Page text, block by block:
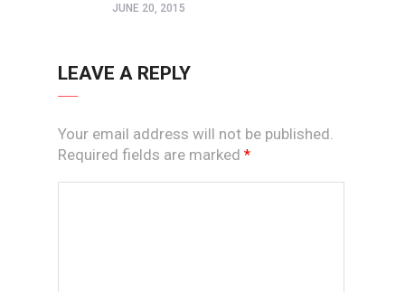
JUNE 20, 2015
LEAVE A REPLY
Your email address will not be published.
Required fields are marked *